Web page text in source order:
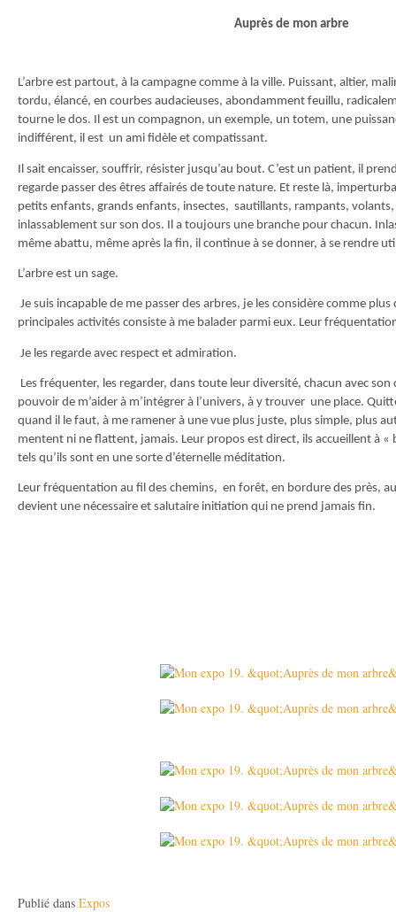
Auprès de mon arbre
L’arbre est partout, à la campagne comme à la ville. Puissant, altier,
tordu, élancé, en courbes audacieuses, abondamment feuillu,
tourne le dos. Il est un compagnon, un exemple, un totem, une
indifférent, il est un ami fidèle et compatissant.
Il sait encaisser, souffrir, résister jusqu’au bout. C’est un patient, il
regarde passer des êtres affairés de toute nature. Et reste là,
petits enfants, grands enfants, insectes, sautillants, rampants,
inlassablement sur son dos. Il a toujours une branche pour chacun.
même abattu, même après la fin, il continue à se donner, à se rendre
L’arbre est un sage.
Je suis incapable de me passer des arbres, je les considère comme
principales activités consiste à me balader parmi eux. Leur
Je les regarde avec respect et admiration.
Les fréquenter, les regarder, dans toute leur diversité, chacun avec son
pouvoir de m’aider à m’intégrer à l’univers, à y trouver une place.
quand il le faut, à me ramener à une vue plus juste, plus simple, plus
mentent ni ne flattent, jamais. Leur propos est direct, ils accueillent à «
tels qu’ils sont en une sorte d’éternelle méditation.
Leur fréquentation au fil des chemins, en forêt, en bordure des près,
devient une nécessaire et salutaire initiation qui ne prend jamais fin.
Publié dans Expos